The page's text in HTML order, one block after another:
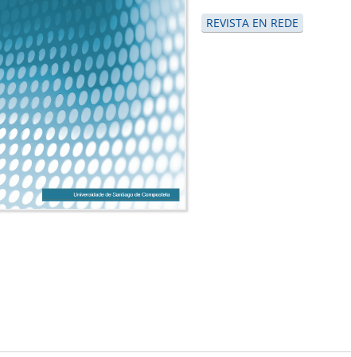
REVISTA EN REDE